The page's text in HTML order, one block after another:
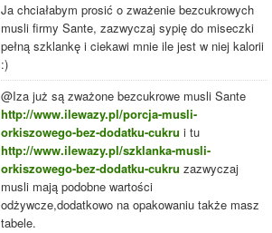
Ja chciałabym prosić o zważenie bezcukrowych
musli firmy Sante, zazwyczaj sypię do miseczki
pełną szklankę i ciekawi mnie ile jest w niej kalorii
:)
@Iza już są zważone bezcukrowe musli Sante
http://www.ilewazy.pl/porcja-musli-
orkiszowego-bez-dodatku-cukru i tu
http://www.ilewazy.pl/szklanka-musli-
orkiszowego-bez-dodatku-cukru zazwyczaj
musli mają podobne wartości
odżywcze,dodatkowo na opakowaniu także masz
tabele.